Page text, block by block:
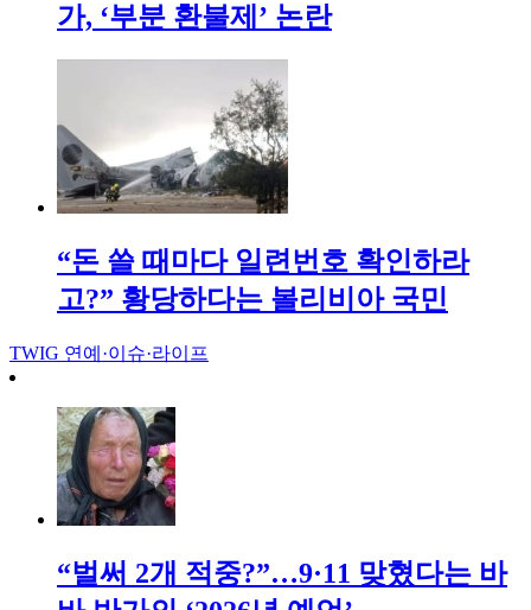
가, ‘부분 환불제’ 논란
“돈 쓸 때마다 일련번호 확인하라
고?” 황당하다는 볼리비아 국민
TWIG 연예·이슈·라이프
“벌써 2개 적중?”…9·11 맞혔다는 바